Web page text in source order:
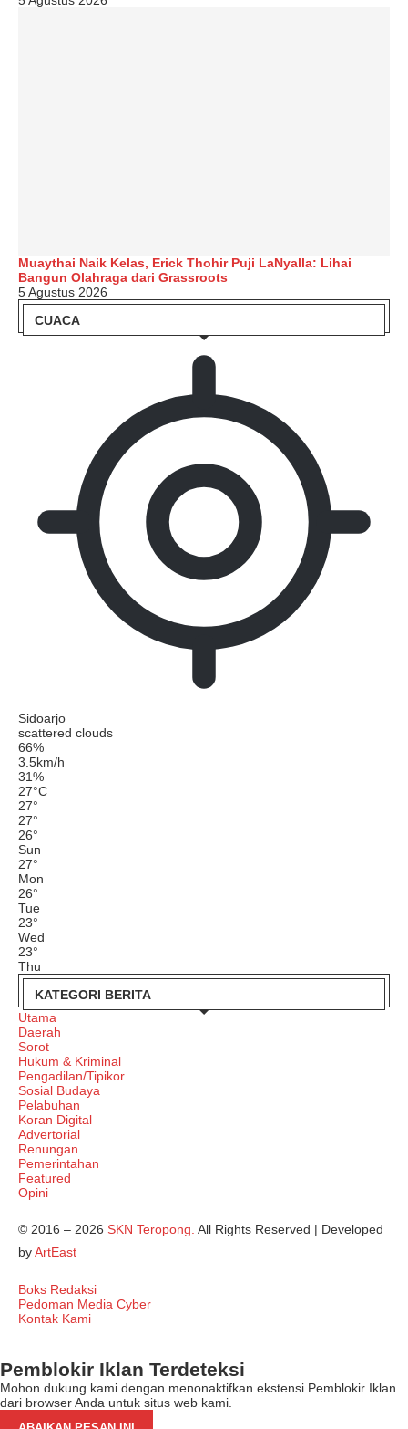
Muaythai Naik Kelas, Erick Thohir Puji LaNyalla: Lihai
Bangun Olahraga dari Grassroots
5 Agustus 2026
CUACA
Sidoarjo
scattered clouds
66%
3.5km/h
31%
27°C
27°
27°
26°
Sun
27°
Mon
26°
Tue
23°
Wed
23°
Thu
KATEGORI BERITA
Utama
Daerah
Sorot
Hukum & Kriminal
Pengadilan/Tipikor
Sosial Budaya
Pelabuhan
Koran Digital
Advertorial
Renungan
Pemerintahan
Featured
Opini
© 2016 – 2026 SKN Teropong. All Rights Reserved | Developed
byArtEast
Boks Redaksi
Pedoman Media Cyber
Kontak Kami
Pemblokir Iklan Terdeteksi
Mohon dukung kami dengan menonaktifkan ekstensi Pemblokir Iklan
dari browser Anda untuk situs web kami.